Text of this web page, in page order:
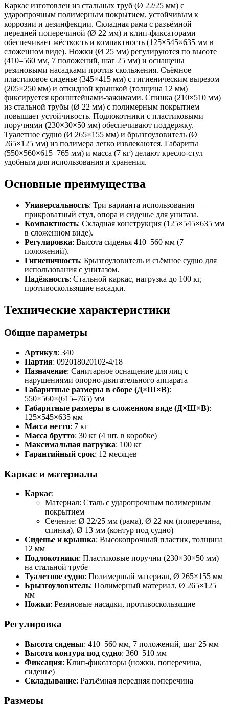
Каркас изготовлен из стальных труб (Ø 22/25 мм) с
ударопрочным полимерным покрытием, устойчивым к
коррозии и дезинфекции. Складная рама с разъёмной
передней поперечиной (Ø 22 мм) и клип-фиксаторами
обеспечивает жёсткость и компактность (125×545×635 мм в
сложенном виде). Ножки (Ø 25 мм) регулируются по высоте
(410–560 мм, 7 положений, шаг 25 мм) и оснащены
резиновыми насадками против скольжения. Съёмное
пластиковое сиденье (345×415 мм) с гигиеническим вырезом
(205×250 мм) и откидной крышкой (толщина 12 мм)
фиксируется кронштейнами-зажимами. Спинка (210×510 мм)
из стальной трубы (Ø 22 мм) с полимерным покрытием
повышает устойчивость. Подлокотники с пластиковыми
поручнями (230×30×50 мм) обеспечивают поддержку.
Туалетное судно (Ø 265×155 мм) и брызгоуловитель (Ø
265×125 мм) из полимера легко извлекаются. Габариты
(550×560×615–765 мм) и масса (7 кг) делают кресло-стул
удобным для использования и хранения.
Основные преимущества
Универсальность: Три варианта использования —
прикроватный стул, опора и сиденье для унитаза.
Компактность: Складная конструкция (125×545×635 мм
в сложенном виде).
Регулировка: Высота сиденья 410–560 мм (7
положений).
Гигиеничность: Брызгоуловитель и съёмное судно для
использования с унитазом.
Надёжность: Стальной каркас, нагрузка до 100 кг,
противоскользящие насадки.
Технические характеристики
Общие параметры
Артикул: 340
Партия: 092018020102-4/18
Назначение: Санитарное оснащение для лиц с
нарушениями опорно-двигательного аппарата
Габаритные размеры в сборе (Д×Ш×В):
550×560×(615–765) мм
Габаритные размеры в сложенном виде (Д×Ш×В):
125×545×635 мм
Масса нетто: 7 кг
Масса брутто: 30 кг (4 шт. в коробке)
Максимальная нагрузка: 100 кг
Гарантийный срок: 12 месяцев
Каркас и материалы
Каркас:
Материал: Сталь с ударопрочным полимерным
покрытием
Сечение: Ø 22/25 мм (рама), Ø 22 мм (поперечина,
спинка), Ø 13 мм (контур под судно)
Сиденье и крышка: Высокопрочный пластик, толщина
12 мм
Подлокотники: Пластиковые поручни (230×30×50 мм)
на стальной трубе
Туалетное судно: Полимерный материал, Ø 265×155 мм
Брызгоуловитель: Полимерный материал, Ø 265×125
мм
Ножки: Резиновые насадки, противоскользящие
Регулировка
Высота сиденья: 410–560 мм, 7 положений, шаг 25 мм
Высота контура под судно: 360–510 мм
Фиксация: Клип-фиксаторы (ножки, поперечина,
сиденье)
Складывание: Разъёмная передняя поперечина
Размеры